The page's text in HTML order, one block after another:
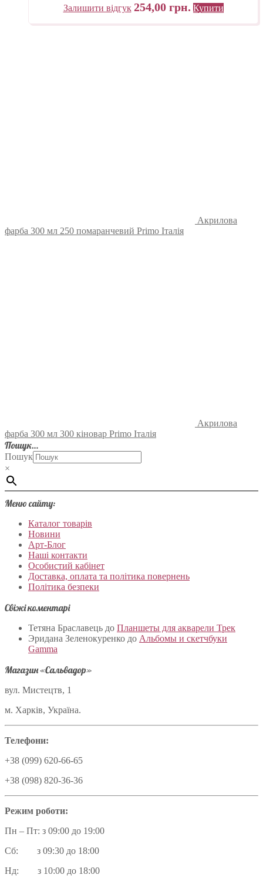
Залишити відгук 254,00 грн. Купити
Акрилова
фарба 300 мл 250 помаранчевий Primo Італія
Акрилова
фарба 300 мл 300 кіновар Primo Італія
Пошук…
Пошук
×
Меню сайту:
Каталог товарів
Новини
Арт-Блог
Наші контакти
Особистий кабінет
Доставка, оплата та політика повернень
Політика безпеки
Свіжі коментарі
Тетяна Браславець до Планшеты для акварели Трек
Эридана Зеленокуренко до Альбомы и скетчбуки
Gamma
Магазин «Сальвадор»
вул. Мистецтв, 1
м. Харків, Україна.
Телефони:
+38 (099) 620-66-65
+38 (098) 820-36-36
Режим роботи:
Пн – Пт: з 09:00 до 19:00
Сб: з 09:30 до 18:00
Нд: з 10:00 до 18:00